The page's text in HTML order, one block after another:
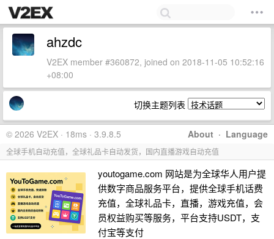
ahzdc
V2EX member #360872, joined on 2018-11-05 10:52:16
+08:00
切换主题列表
About · Language
© 2026 V2EX · 18ms · 3.9.8.5
全球手机自动充值，全球礼品卡自动发货，国内直播游戏自动充值
youtogame.com 网站是为全球华人用户提
供数字商品服务平台，提供全球手机话费
充值，全球礼品卡，直播，游戏充值，会
员权益购买等服务，平台支持USDT，支
付宝等支付